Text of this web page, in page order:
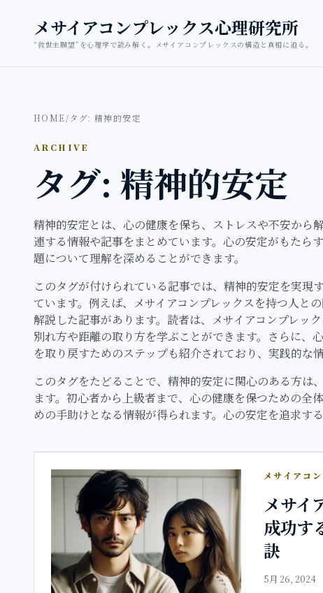
メサイアコンプレックス心理研究所
“救世主願望”を心理学で読み解く。メサイアコンプレックスの構造と真相に迫る。
HOME/タグ: 精神的安定
ARCHIVE
タグ: 精神的安定
精神的安定とは、心の健康を保ち、ストレスや不安から
連する情報や記事をまとめています。心の安定がもたら
題について理解を深めることができます。
このタグが付けられている記事では、精神的安定を実
ています。例えば、メサイアコンプレックスを持つ人と
解説した記事があります。読者は、メサイアコンプレッ
別れ方や距離の取り方を学ぶことができます。さらに、
を取り戻すためのステップも紹介されており、実践的な
このタグをたどることで、精神的安定に関心のある方は
ます。初心者から上級者まで、心の健康を保つための全
めの手助けとなる情報が得られます。心の安定を追求す
メサイアコ
メサイ
成功す
訣
5月 26, 2024